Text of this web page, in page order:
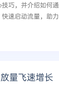
巧，并介绍如何
速启动流量，助
量飞速增长